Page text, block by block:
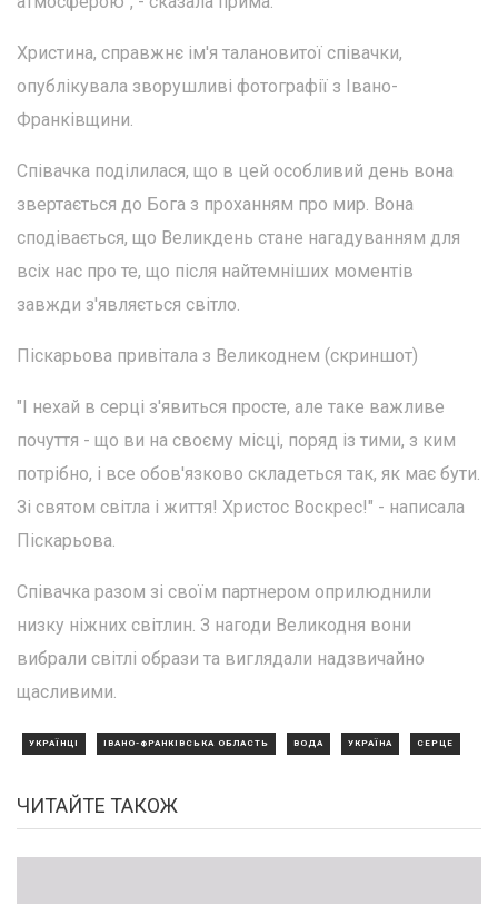
Христина, справжнє ім'я талановитої співачки,
опублікувала зворушливі фотографії з Івано-
Франківщини.
Співачка поділилася, що в цей особливий день вона
звертається до Бога з проханням про мир. Вона
сподівається, що Великдень стане нагадуванням для
всіх нас про те, що після найтемніших моментів
завжди з'являється світло.
Піскарьова привітала з Великоднем (скриншот)
"І нехай в серці з'явиться просте, але таке важливе
почуття - що ви на своєму місці, поряд із тими, з ким
потрібно, і все обов'язково складеться так, як має бути.
Зі святом світла і життя! Христос Воскрес!" - написала
Піскарьова.
Співачка разом зі своїм партнером оприлюднили
низку ніжних світлин. З нагоди Великодня вони
вибрали світлі образи та виглядали надзвичайно
щасливими.
УКРАЇНЦІ ІВАНО-ФРАНКІВСЬКА ОБЛАСТЬ ВОДА УКРАЇНА СЕРЦЕ
ЧИТАЙТЕ ТАКОЖ